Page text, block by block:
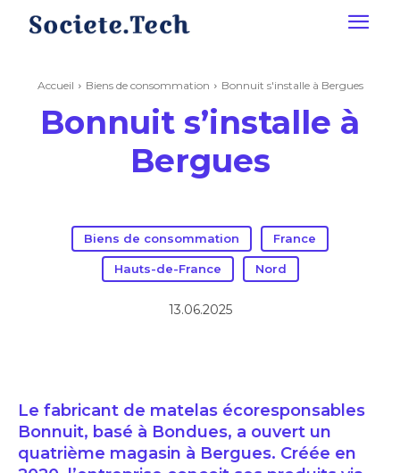
Accueil Biens de consommation Bonnuit s'installe à Bergues
Bonnuit s’installe à
Bergues
Biens de consommation France
Hauts-de-France Nord
13.06.2025
Le fabricant de matelas écoresponsables
Bonnuit, basé à Bondues, a ouvert un
quatrième magasin à Bergues. Créée en